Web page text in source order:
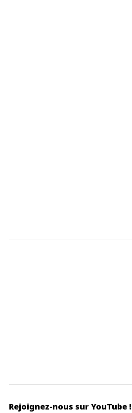
Rejoignez-nous sur YouTube !